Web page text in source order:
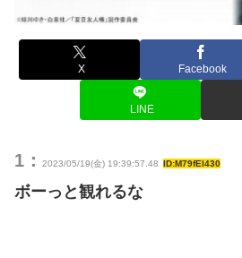
X Facebook
LINE
1： 2023/05/19(金) 19:39:57.48 ID:M79fEl430
ボーっと観れるな